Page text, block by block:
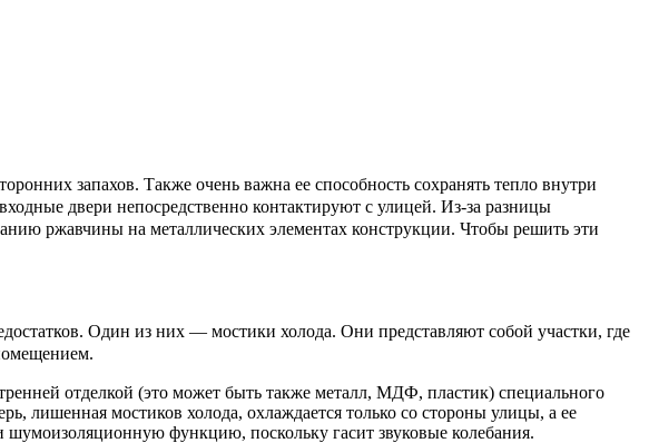
запахов. Также очень важна ее способность сохранять тепло внутри
двери непосредственно контактируют с улицей. Из-за разницы
ржавчины на металлических элементах конструкции. Чтобы решить эти
Один из них — мостики холода. Они представляют собой участки, где
отделкой (это может быть также металл, МДФ, пластик) специального
лишенная мостиков холода, охлаждается только со стороны улицы, а ее
шумоизоляционную функцию, поскольку гасит звуковые колебания.